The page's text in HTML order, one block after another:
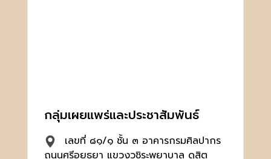
กลุ่มเผยแพร่และประชาสัมพันธ์
เลขที่ ๘๑/๑ ชั้น ๓ อาคารกรมศิลปากร
ถนนศรีอยุธยา แขวงวชิระพยาบาล ดุสิต